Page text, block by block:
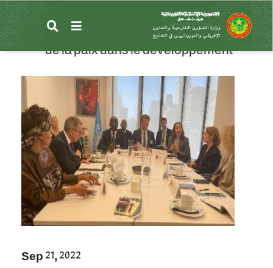
المحتوى
New York : le ministre des Affaires
étrangères souligne le rôle du maintien
de la paix dans le développement
Sep 21, 2022